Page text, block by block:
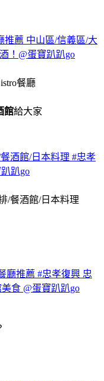
推薦 中山區/信義區/大
！@蛋寶趴趴go
館給大家
酒館/日本料理 #忠孝
趴go
廳推薦 #忠孝復興 忠
食 @蛋寶趴趴go